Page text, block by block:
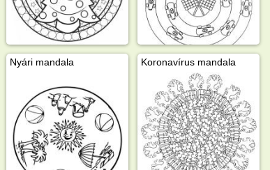
Nyári mandala Koronavírus mandala